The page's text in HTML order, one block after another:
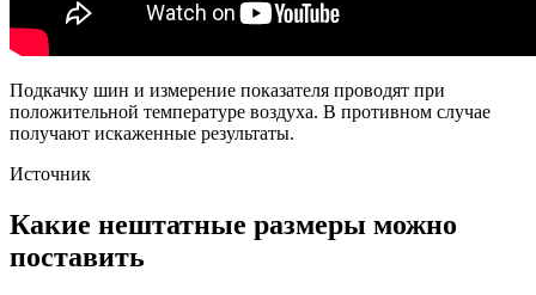
Подкачку шин и измерение показателя проводят при
положительной температуре воздуха. В противном случае
получают искаженные результаты.
Источник
Какие нештатные размеры можно
поставить